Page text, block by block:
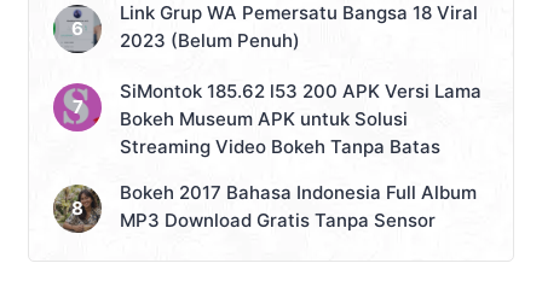
Link Grup WA Pemersatu Bangsa 18 Viral
2023 (Belum Penuh)
SiMontok 185.62 l53 200 APK Versi Lama
Bokeh Museum APK untuk Solusi
Streaming Video Bokeh Tanpa Batas
Bokeh 2017 Bahasa Indonesia Full Album
MP3 Download Gratis Tanpa Sensor